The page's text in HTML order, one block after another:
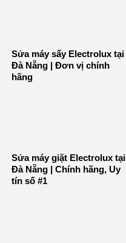
Sửa máy sấy Electrolux tại
Đà Nẵng | Đơn vị chính
hãng
Sửa máy giặt Electrolux tại
Đà Nẵng | Chính hãng, Uy
tín số #1